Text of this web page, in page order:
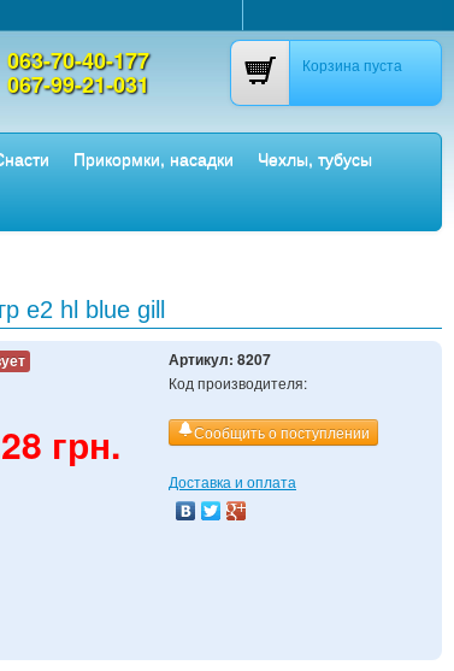
063-70-40-177
067-99-21-031
Корзина пуста
Прикормки, насадки
Чехлы, тубусы
e2 hl blue gill
грн.
Артикул: 8207
Код производителя:
Сообщить о поступлении
Доставка и оплата